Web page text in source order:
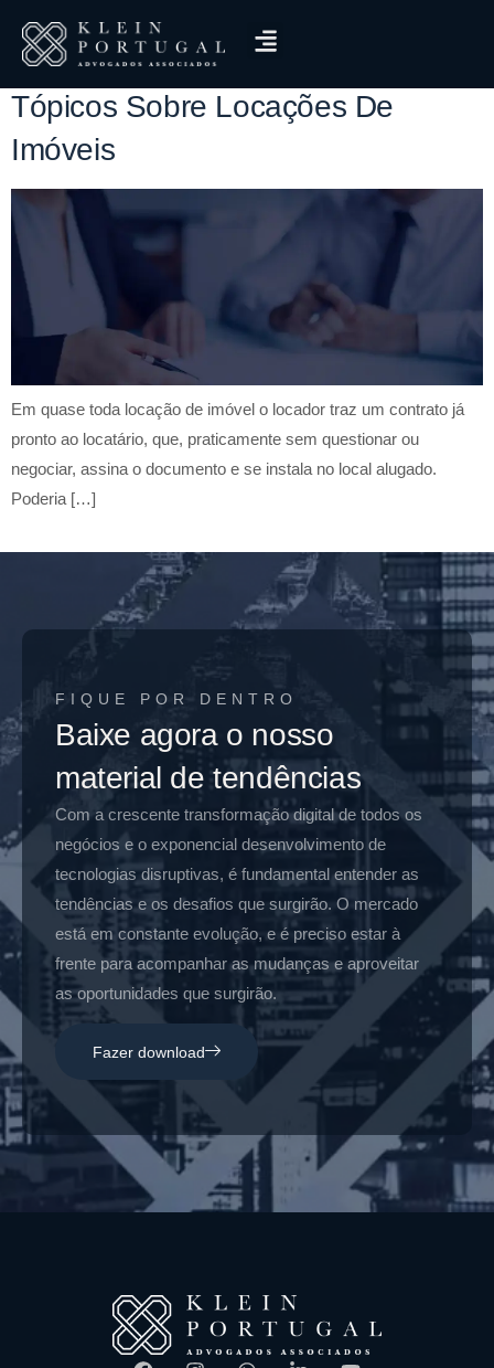
Tag:Aluguel
Tópicos Sobre Locações De
Imóveis
Em quase toda locação de imóvel o locador traz um contrato já
pronto ao locatário, que, praticamente sem questionar ou
negociar, assina o documento e se instala no local alugado.
Poderia […]
FIQUE POR DENTRO
Baixe agora o nosso
material de tendências
Com a crescente transformação digital de todos os
negócios e o exponencial desenvolvimento de
tecnologias disruptivas, é fundamental entender as
tendências e os desafios que surgirão. O mercado
está em constante evolução, e é preciso estar à
frente para acompanhar as mudanças e aproveitar
as oportunidades que surgirão.
Fazer download